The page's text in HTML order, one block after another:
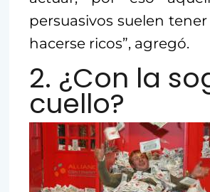
persuasivos suelen
hacerse ricos”, agregó.
2. ¿Con la
cuello?